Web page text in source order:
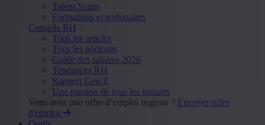
Talent Scans
Formations et webinaires
Conseils RH
Tous les articles
Tous les podcasts
Guide des salaires 2026
Tendances RH
Rapport Gen Z
Une passion de tous les instants
Vous avez une offre d’emploi urgente ? Envoyer offre
d'emploi